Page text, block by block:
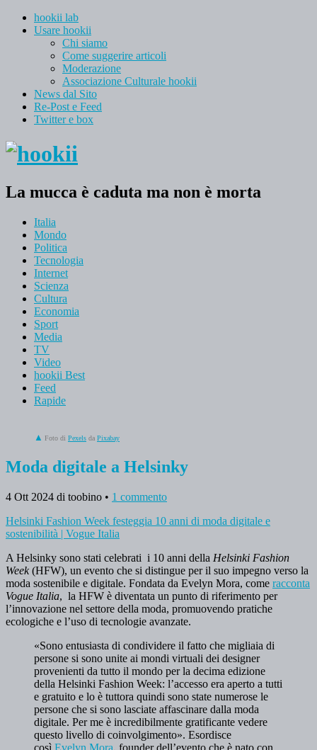
hookii lab
Usare hookii
Chi siamo
Come suggerire articoli
Moderazione
Associazione Culturale hookii
News dal Sito
Re-Post e Feed
Twitter e box
La mucca è caduta ma non è morta
Italia
Mondo
Politica
Tecnologia
Internet
Scienza
Cultura
Economia
Sport
Media
TV
Video
hookii Best
Feed
Rapide
Foto di Pexels da Pixabay
Moda digitale a Helsinky
4 Ott 2024 di toobino • 1 commento
Helsinki Fashion Week festeggia 10 anni di moda digitale e
sostenibilità | Vogue Italia
A Helsinky sono stati celebrati i 10 anni della Helsinki Fashion
Week(HFW), un evento che si distingue per il suo impegno verso la
moda sostenibile e digitale. Fondata da Evelyn Mora, come racconta
Vogue Italia, la HFW è diventata un punto di riferimento per
l’innovazione nel settore della moda, promuovendo pratiche
ecologiche e l’uso di tecnologie avanzate.
«Sono entusiasta di condividere il fatto che migliaia di
persone si sono unite ai mondi virtuali dei designer
provenienti da tutto il mondo per la decima edizione
della Helsinki Fashion Week: l’accesso era aperto a tutti
e gratuito e lo è tuttora quindi sono state numerose le
persone che si sono lasciate affascinare dalla moda
digitale. Per me è incredibilmente gratificante vedere
questo livello di coinvolgimento». Esordisce
così Evelyn Mora, founder dell’evento che è nato con